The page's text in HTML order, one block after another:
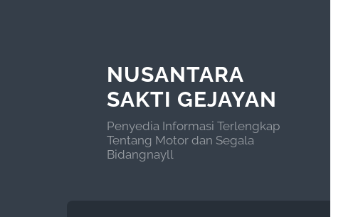
NUSANTARA
SAKTI GEJAYAN
Penyedia Informasi Terlengkap
Tentang Motor dan Segala
Bidangnayll